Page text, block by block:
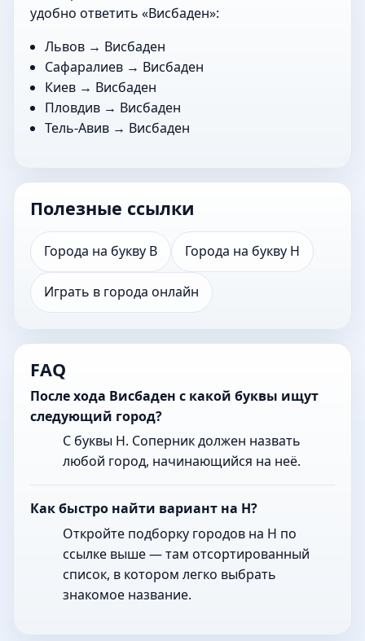
удобно ответить «Висбаден»:
Львов → Висбаден
Сафаралиев → Висбаден
Киев → Висбаден
Пловдив → Висбаден
Тель-Авив → Висбаден
Полезные ссылки
Города на букву В Города на букву Н
Играть в города онлайн
FAQ
После хода Висбаден с какой буквы ищут
следующий город?
С буквы Н. Соперник должен назвать
любой город, начинающийся на неё.
Как быстро найти вариант на Н?
Откройте подборку городов на Н по
ссылке выше — там отсортированный
список, в котором легко выбрать
знакомое название.